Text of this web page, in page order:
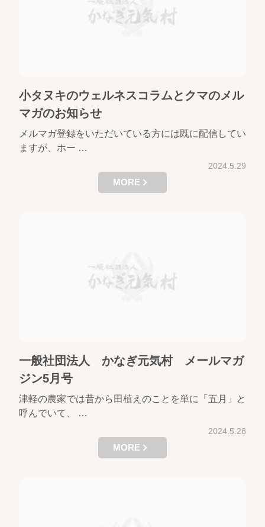
小タヌキのウェルネスコラムとクマのメル
マガのお知らせ
メルマガ登録をいただいている方には既に配信してい
ますが、ホー …
2024.5.29
MORE
一般社団法人 かなぎ元気村 メールマガ
ジン5月号
津軽の農家では昔から田植えのことを単に「五月」と
呼んでいて、 …
2024.5.28
MORE